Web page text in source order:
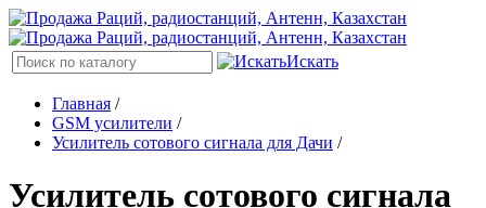
Искать
Главная /
GSM усилители /
Усилитель сотового сигнала для Дачи /
Усилитель сотового сигнала